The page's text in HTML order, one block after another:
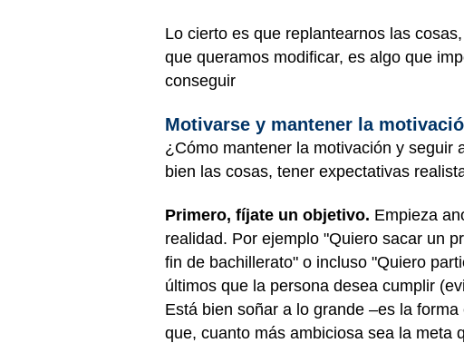
Lo cierto es que replantearnos las
que queramos modificar, es algo que
conseguir
Motivarse y mantener la
¿Cómo mantener la motivación y seguir
bien las cosas, tener expectativas
Primero, fíjate un objetivo. Empieza
realidad. Por ejemplo "Quiero sacar un
fin de bachillerato" o incluso "Quiero
últimos que la persona desea cumplir
Está bien soñar a lo grande –es la
que, cuanto más ambiciosa sea la meta